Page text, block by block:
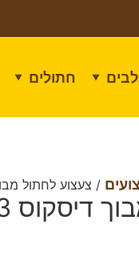
▼ חתולים ▼
/ צעצוע לחתול מבוך